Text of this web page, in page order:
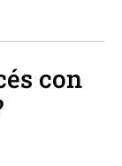
con